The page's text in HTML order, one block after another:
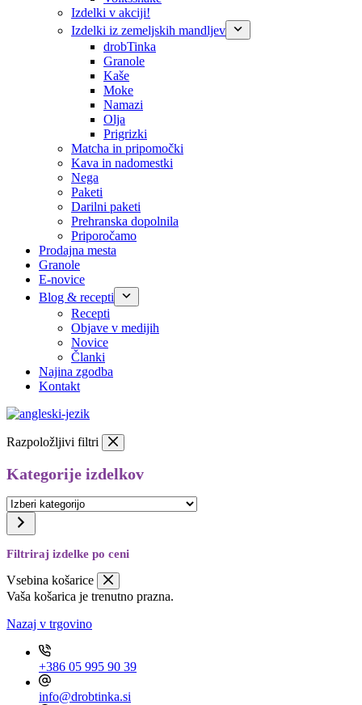
Izdelki v akciji!
Izdelki iz zemeljskih mandljev
drobTinka
Granole
Kaše
Moke
Namazi
Olja
Prigrizki
Matcha in pripomočki
Kava in nadomestki
Nega
Paketi
Darilni paketi
Prehranska dopolnila
Priporočamo
Prodajna mesta
Granole
E-novice
Blog & recepti
Recepti
Objave v medijih
Novice
Članki
Najina zgodba
Kontakt
Razpoložljivi filtri
Kategorije izdelkov
Izberi
kategorijo
Filtriraj izdelke po ceni
Vsebina košarice
Vaša košarica je trenutno prazna.
Nazaj v trgovino
+386 05 995 90 39
info@drobtinka.si